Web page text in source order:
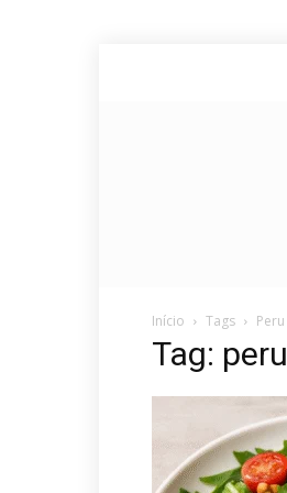
Início Tags Peru
Tag: peru